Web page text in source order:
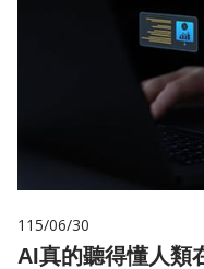
115/06/30
AI真的聽得懂人類